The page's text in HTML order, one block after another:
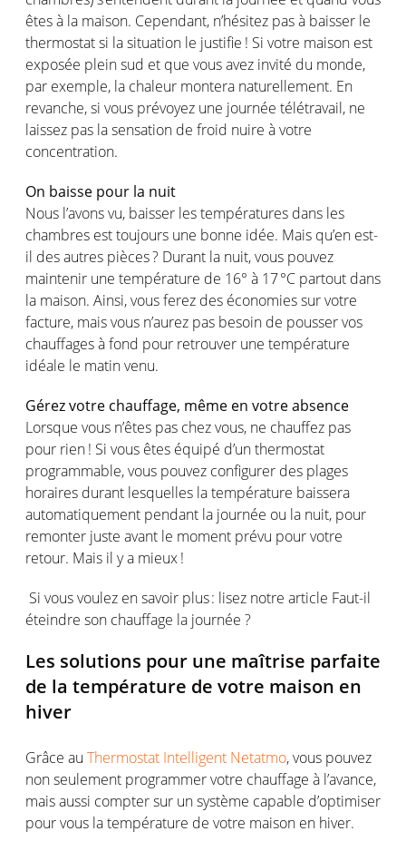
êtesà la maison. Cependant, n’hésitez pas à baisser le
thermostatsi la situation le justifie ! Si votre maison est
exposée pleinsud et que vousavez invité du monde,
par exemple, la chaleur montera naturellement. En
revanche,si vous prévoyez une journée télétravail, ne
laissez pas la sensation de froid nuire àvotre
concentration.
On baisse pour la nuit
Nous l’avonsvu, baisser lestempératures dans les
chambres esttoujours une bonne idée. Mais qu’en est-
il desautres pièces? Durant la nuit,vous pouvez
maintenir une température de 16° à 17 °C partout dans
la maison. Ainsi,vousferez des économiessurvotre
facture, maisvous n’aurez pas besoin de pousservos
chauffagesà fond pour retrouver une température
idéale le matinvenu.
Gérezvotre chauffage, même en votreabsence
Lorsque vous n’êtes pas chezvous, ne chauffez pas
pour rien ! Si vous êtes équipé d’un thermostat
programmable,vous pouvez configurer des plages
horaires durant lesquelles latempérature baissera
automatiquement pendant la journée ou la nuit, pour
remonter juste avant le moment prévu pourvotre
retour. Mais il y a mieux!
Si vousvoulez ensavoir plus : lisez notre article Faut-il
éteindre son chauffage la journée ?
Les solutions pour une maîtrise parfaite
de la température de votre maison en
hiver
Grâce au Thermostat Intelligent Netatmo,vous pouvez
nonseulement programmervotre chauffage à l’avance,
maisaussi comptersur unsystème capable d’optimiser
pourvous latempérature de votre maison en hiver.